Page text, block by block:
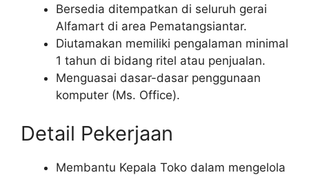
Bersedia ditempatkan di seluruh gerai
Alfamart di area Pematangsiantar.
Diutamakan memiliki pengalaman minimal
1 tahun di bidang ritel atau penjualan.
Menguasai dasar-dasar penggunaan
komputer (Ms. Office).
Detail Pekerjaan
Membantu Kepala Toko dalam mengelola